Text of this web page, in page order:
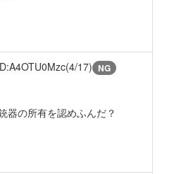
17) NG
器の所有を認めふんだ？